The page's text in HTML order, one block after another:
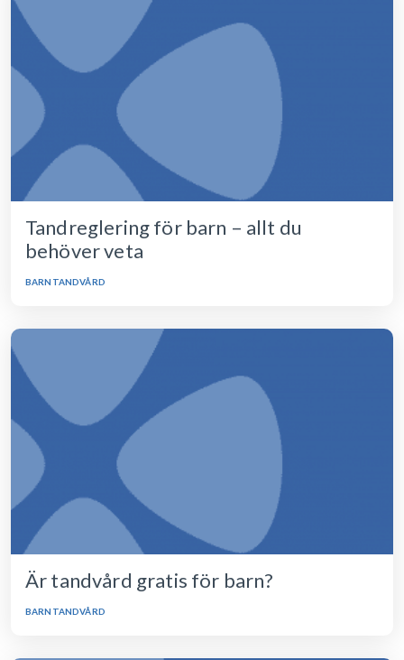
Tandreglering för barn – allt du
behöver veta
BARNTANDVÅRD
Är tandvård gratis för barn?
BARNTANDVÅRD